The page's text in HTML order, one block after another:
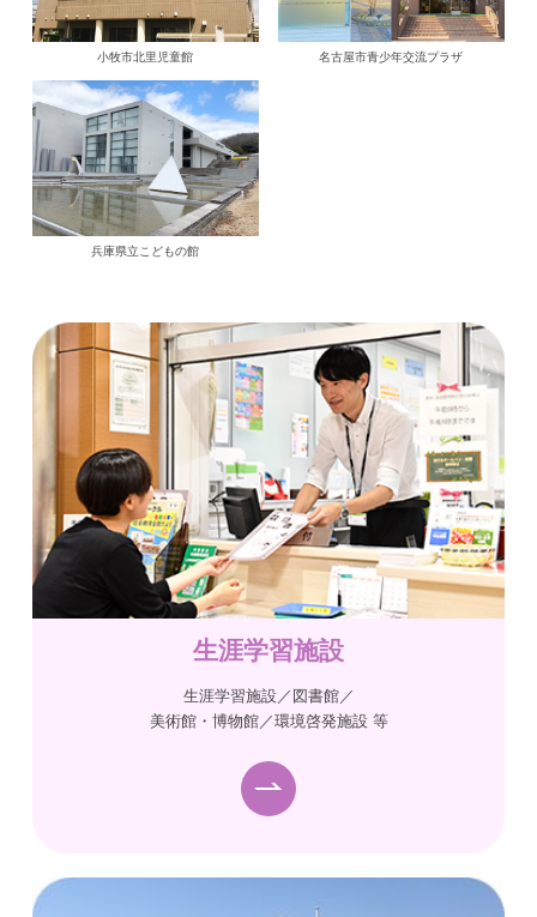
小牧市北里児童館 名古屋市青少年交流プラザ
兵庫県立こどもの館
生涯学習施設
生涯学習施設／図書館／
美術館・博物館／環境啓発施設 等